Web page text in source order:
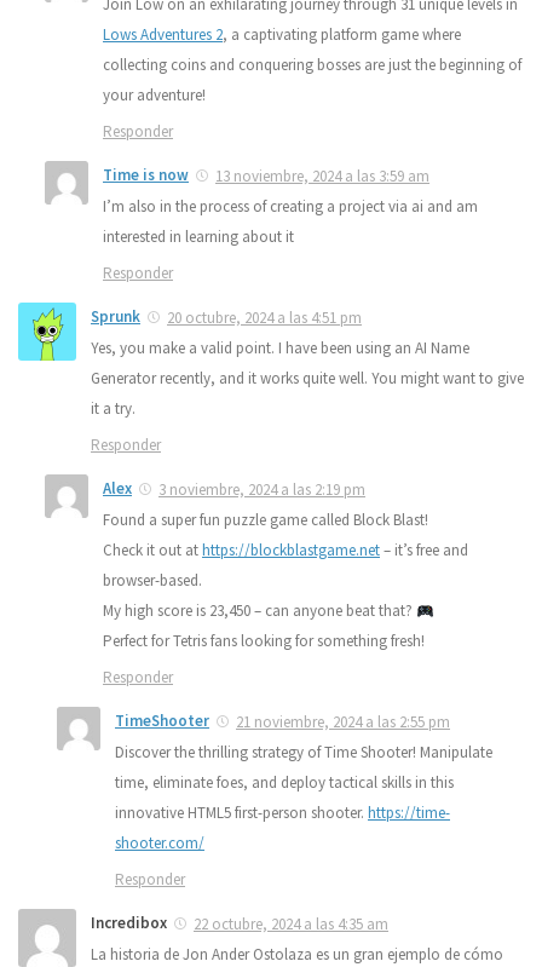
Join Low on an exhilarating journey through 31 unique levels in
Lows Adventures 2, a captivating platform game where
collecting coins and conquering bosses are just the beginning of
your adventure!
Responder
Time is now
13 noviembre, 2024 a las 3:59 am
I’m also in the process of creating a project via ai and am
interested in learning about it
Responder
Sprunk
20 octubre, 2024 a las 4:51 pm
Yes, you make a valid point. I have been using an AI Name
Generator recently, and it works quite well. You might want to give
it a try.
Responder
Alex
3 noviembre, 2024 a las 2:19 pm
Found a super fun puzzle game called Block Blast!
Check it out athttps://blockblastgame.net– it’s free and
browser-based.
My high score is 23,450 – can anyone beat that?
Perfect for Tetris fans looking for something fresh!
Responder
TimeShooter
21 noviembre, 2024 a las 2:55 pm
Discover the thrilling strategy of Time Shooter! Manipulate
time, eliminate foes, and deploy tactical skills in this
innovative HTML5 first-person shooter. https://time-
shooter.com/
Responder
Incredibox
22 octubre, 2024 a las 4:35 am
La historia de Jon Ander Ostolaza es un gran ejemplo de cómo